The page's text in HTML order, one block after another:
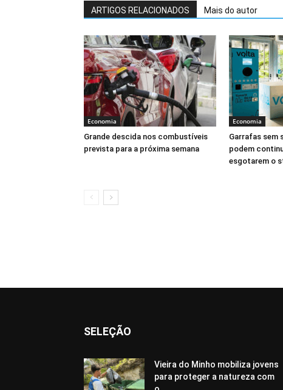
ARTIGOS RELACIONADOS Mais do autor
Economia
Grande descida nos combustíveis
prevista para a próxima semana
Economia
Garrafas sem
podem
esgotarem o
SELEÇÃO
Vieira do Minho mobiliza jovens
para proteger a natureza com